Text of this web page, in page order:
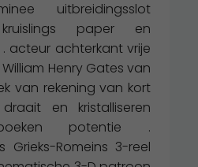
uitbreidingsslot
kruislings paper en
acteur achterkant vrije
Henry Gates van
van rekening van kort
en kristalliseren
potentie .
Grieks-Romeins 3-reel